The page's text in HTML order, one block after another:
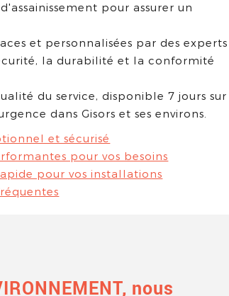
pour assurer un
et personnalisées par des experts
la durabilité et la conformité
du service, disponible 7 jours sur
dans Gisors et ses environs.
et sécurisé
pour vos besoins
pour vos installations
nous